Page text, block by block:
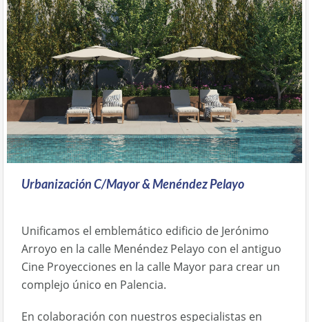
Urbanización C/Mayor & Menéndez Pelayo
Unificamos el emblemático edificio de Jerónimo
Arroyo en la calle Menéndez Pelayo con el antiguo
Cine Proyecciones en la calle Mayor para crear un
complejo único en Palencia.
En colaboración con nuestros especialistas en